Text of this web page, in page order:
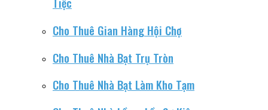
Cho Thuê Gian Hàng Hội Chợ
Cho Thuê Nhà Bạt Trụ Tròn
Cho Thuê Nhà Bạt Làm Kho Tạm